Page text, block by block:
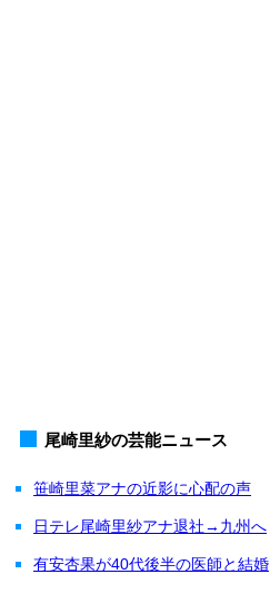
尾崎里紗の芸能ニュース
笹崎里菜アナの近影に心配の声
日テレ尾崎里紗アナ退社→九州へ
有安杏果が40代後半の医師と結婚